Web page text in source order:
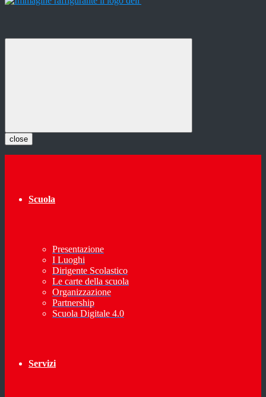
close
Scuola
Presentazione
I Luoghi
Dirigente Scolastico
Le carte della scuola
Organizzazione
Partnership
Scuola Digitale 4.0
Servizi